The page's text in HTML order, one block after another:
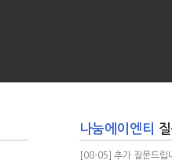
나눔에이엔티
[08-05] 추가 질문드립